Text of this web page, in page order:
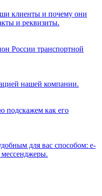
клиенты и почему они
и реквизиты.
России транспортной
нашей компании.
подскажем как его
для вас способом: e-